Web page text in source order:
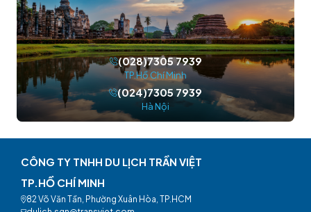
(028)7305 7939
TP.Hồ Chí Minh
(024)7305 7939
Hà Nội
CÔNG TY TNHH DU LỊCH TRẦN VIỆT
TP.HỒ CHÍ MINH
82 Võ Văn Tần, Phường Xuân Hòa, TP.HCM